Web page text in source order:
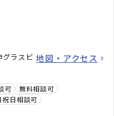
ラスビ 地図・アクセス
可
無料相談可
祝日相談可